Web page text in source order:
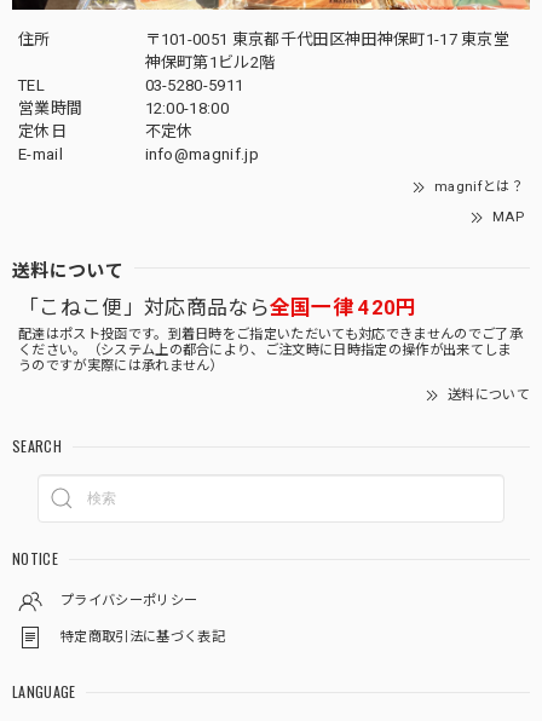
住所
〒101-0051 東京都千代田区神田神保町1-17 東京堂
神保町第1ビル2階
TEL
03-5280-5911
営業時間
12:00-18:00
定休日
不定休
E-mail
info@magnif.jp
magnifとは？
MAP
送料について
「こねこ便」対応商品なら全国一律 420円
配達はポスト投函です。到着日時をご指定いただいても対応できませんのでご了承
ください。（システム上の都合により、ご注文時に日時指定の操作が出来てしま
うのですが実際には承れません）
送料について
SEARCH
NOTICE
プライバシーポリシー
特定商取引法に基づく表記
LANGUAGE